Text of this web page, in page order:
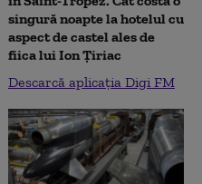
singură noapte la hotelul cu
aspect de castel ales de
fiica lui Ion Țiriac
Descarcă aplicația Digi FM